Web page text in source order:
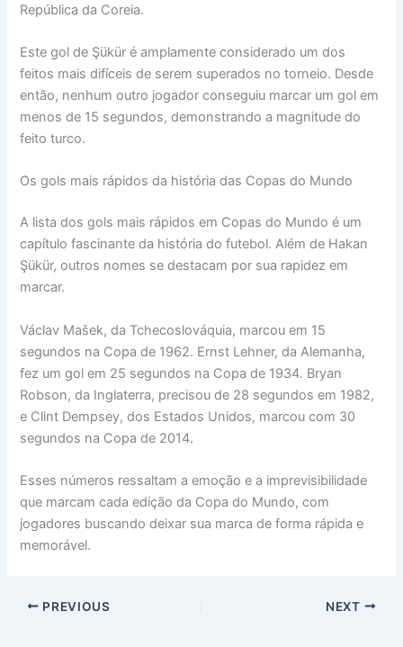
República da Coreia.
Este gol de Şükür é amplamente considerado um dos
feitos mais difíceis de serem superados no torneio. Desde
então, nenhum outro jogador conseguiu marcar um gol em
menos de 15 segundos, demonstrando a magnitude do
feito turco.
Os gols mais rápidos da história das Copas do Mundo
A lista dos gols mais rápidos em Copas do Mundo é um
capítulo fascinante da história do futebol. Além de Hakan
Şükür, outros nomes se destacam por sua rapidez em
marcar.
Václav Mašek, da Tchecoslováquia, marcou em 15
segundos na Copa de 1962. Ernst Lehner, da Alemanha,
fez um gol em 25 segundos na Copa de 1934. Bryan
Robson, da Inglaterra, precisou de 28 segundos em 1982,
e Clint Dempsey, dos Estados Unidos, marcou com 30
segundos na Copa de 2014.
Esses números ressaltam a emoção e a imprevisibilidade
que marcam cada edição da Copa do Mundo, com
jogadores buscando deixar sua marca de forma rápida e
memorável.
PREVIOUS NEXT